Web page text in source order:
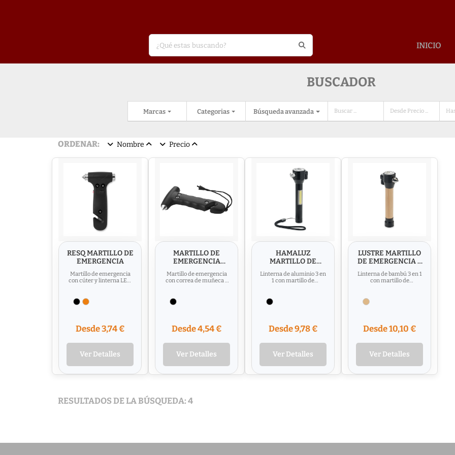
INICIO
BUSCADOR
Categorias
Marcas Búsqueda avanzada
ORDENAR: Nombre Precio
RESQ MARTILLO DE
EMERGENCIA
Martillo de emergencia
con cúter y linterna LED.
Desde 3,74 €
Ver Detalles
MARTILLO DE
EMERGENCIA
PITLANE
Martillo de emergencia
con correa de muñeca y
Desde 4,54 €
Ver Detalles
HAMALUZ
MARTILLO DE
EMERGENCIA 3 EN
1
Linterna de aluminio 3 en
1 con martillo de
Desde 9,78 €
Ver Detalles
LUSTRE MARTILLO
DE EMERGENCIA 3
EN 1
Linterna de bambú 3 en 1
con martillo de
Desde 10,10 €
Ver Detalles
RESULTADOS DE LA BÚSQUEDA: 4